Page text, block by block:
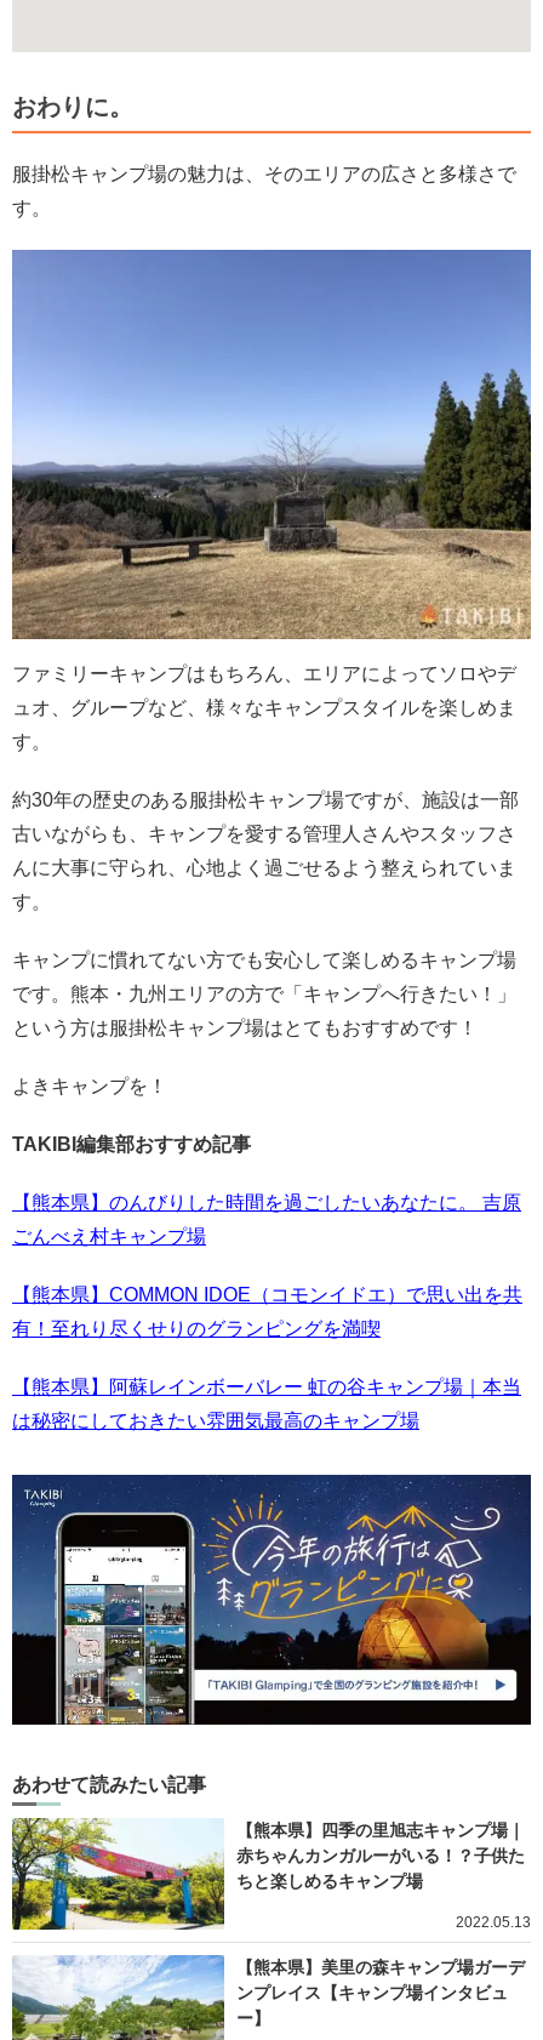
おわりに。
服掛松キャンプ場の魅力は、そのエリアの広さと多様さで
す。
ファミリーキャンプはもちろん、エリアによってソロやデ
ュオ、グループなど、様々なキャンプスタイルを楽しめま
す。
約30年の歴史のある服掛松キャンプ場ですが、施設は一部
古いながらも、キャンプを愛する管理人さんやスタッフさ
んに大事に守られ、心地よく過ごせるよう整えられていま
す。
キャンプに慣れてない方でも安心して楽しめるキャンプ場
です。熊本・九州エリアの方で「キャンプへ行きたい！」
という方は服掛松キャンプ場はとてもおすすめです！
よきキャンプを！
TAKIBI編集部おすすめ記事
【熊本県】のんびりした時間を過ごしたいあなたに。 吉原
ごんべえ村キャンプ場
【熊本県】COMMON IDOE（コモンイドエ）で思い出を共
有！至れり尽くせりのグランピングを満喫
【熊本県】阿蘇レインボーバレー 虹の谷キャンプ場｜本当
は秘密にしておきたい雰囲気最高のキャンプ場
あわせて読みたい記事
【熊本県】四季の里旭志キャンプ場｜
赤ちゃんカンガルーがいる！？子供た
ちと楽しめるキャンプ場
2022.05.13
【熊本県】美里の森キャンプ場ガーデ
ンプレイス【キャンプ場インタビュ
ー】